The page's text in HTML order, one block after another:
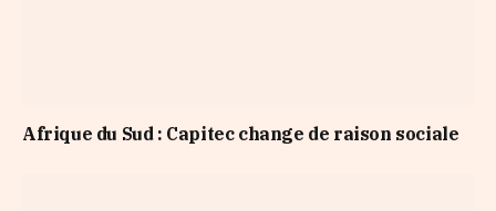
Afrique du Sud : Capitec change de raison sociale